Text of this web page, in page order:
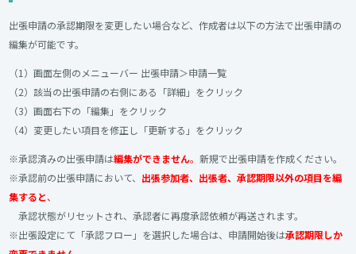
出張申請の承認期限を変更したい場合など、作成者は以下の方法で出張申請の
編集が可能です。
（1）画面左側のメニューバー 出張申請＞申請一覧
（2）該当の出張申請の右側にある「詳細」をクリック
（3）画面右下の「編集」をクリック
（4）変更したい項目を修正し「更新する」をクリック
※承認済みの出張申請は編集ができません。新規で出張申請を作成ください。
※承認前の出張申請において、 出張参加者、出張者、承認期限以外の項目を編
集すると、
承認状態がリセットされ、承認者に再度承認依頼が再送されます。
※出張設定にて「承認フロー」を選択した場合は、申請開始後は承認期限しか